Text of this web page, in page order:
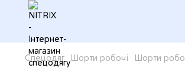
Спецодяг Шорти робочі Шорти